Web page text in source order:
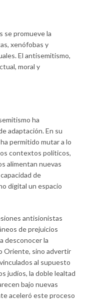
se promueve la
xenófobas y
El antisemitismo,
moral y
ha
adaptación. En su
permitido mutar a lo
contextos políticos,
alimentan nuevas
de
digital un espacio
antisionistas
de prejuicios
desconocer la
Oriente, sino advertir
al supuesto
judíos, la doble lealtad
bajo nuevas
aceleró este proceso